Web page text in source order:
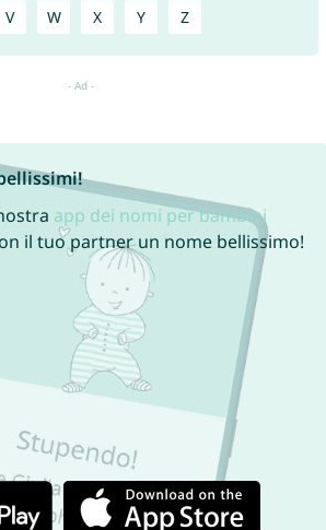
V W X Y Z
app dei nomi per bambini
il tuo partner un nome bellissimo!